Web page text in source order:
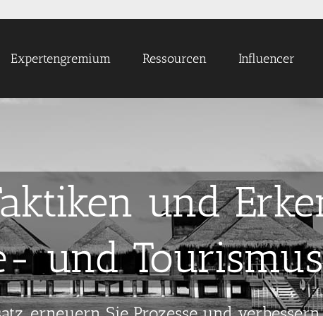
Expertengremium Ressourcen Influencer
und
und